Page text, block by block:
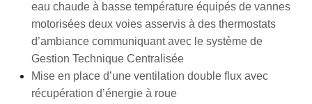
eau chaude à basse température équipés de vannes
motorisées deux voies asservis à des thermostats
d’ambiance communiquant avec le système de
Gestion Technique Centralisée
Mise en place d’une ventilation double flux avec
récupération d’énergie à roue